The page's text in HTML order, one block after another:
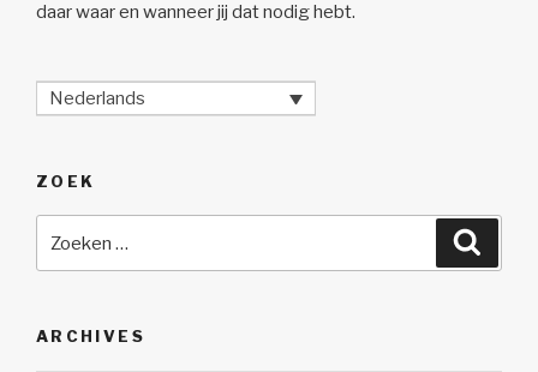
daar waar en wanneer jij dat nodig hebt.
Nederlands
ZOEK
naar:
ARCHIVES